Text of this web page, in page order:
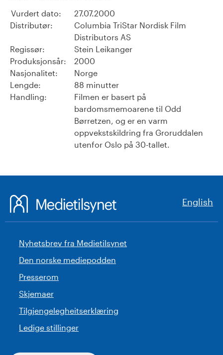
Vurdert dato:
27.07.2000
Distributør:
Columbia TriStar Nordisk Film
Distributors AS
Regissør:
Stein Leikanger
Produksjonsår:
2000
Nasjonalitet:
Norge
Lengde:
88 minutter
Handling:
Filmen er basert på
bardomsmemoarene til Odd
Børretzen, og er en varm
oppvekstskildring fra Groruddalen
utenfor Oslo på 30-tallet.
English
Nyhetsbrev fra Medietilsynet
Den norske mediepodden
Presserom
Skjemaer
Tilgjengelegheitserklæring
Ledige stillinger